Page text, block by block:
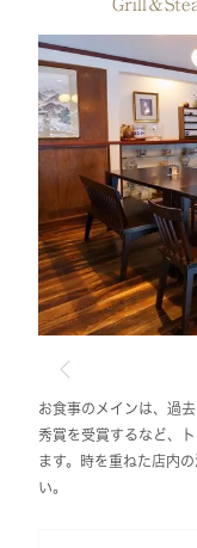
Grill＆
お食事のメインは、過
秀賞を受賞するなど、
ます。時を重ねた店内
い。